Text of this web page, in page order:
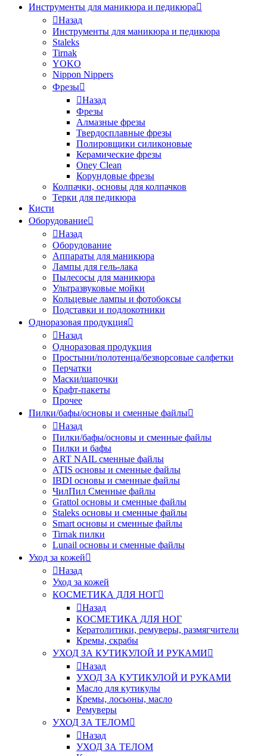
Инструменты для маникюра и педикюра
Назад
Инструменты для маникюра и педикюра
Staleks
Tirnak
YOKO
Nippon Nippers
Фрезы
Назад
Фрезы
Алмазные фрезы
Твердосплавные фрезы
Полировщики силиконовые
Керамические фрезы
Oney Clean
Корундовые фрезы
Колпачки, основы для колпачков
Терки для педикюра
Кисти
Оборудование
Назад
Оборудование
Аппараты для маникюра
Лампы для гель-лака
Пылесосы для маникюра
Ультразвуковые мойки
Кольцевые лампы и фотобоксы
Подставки и подлокотники
Одноразовая продукция
Назад
Одноразовая продукция
Простыни/полотенца/безворсовые салфетки
Перчатки
Маски/шапочки
Крафт-пакеты
Прочее
Пилки/бафы/основы и сменные файлы
Назад
Пилки/бафы/основы и сменные файлы
Пилки и бафы
ART NAIL сменные файлы
ATIS основы и сменные файлы
IBDI основы и сменные файлы
ЧилПил Сменные файлы
Grattol основы и сменные файлы
Staleks основы и сменные файлы
Smart основы и сменные файлы
Tirnak пилки
Lunail основы и сменные файлы
Уход за кожей
Назад
Уход за кожей
КОСМЕТИКА ДЛЯ НОГ
Назад
КОСМЕТИКА ДЛЯ НОГ
Кератолитики, ремуверы, размягчители
Кремы, скрабы
УХОД ЗА КУТИКУЛОЙ И РУКАМИ
Назад
УХОД ЗА КУТИКУЛОЙ И РУКАМИ
Масло для кутикулы
Кремы, лосьоны, масло
Ремуверы
УХОД ЗА ТЕЛОМ
Назад
УХОД ЗА ТЕЛОМ